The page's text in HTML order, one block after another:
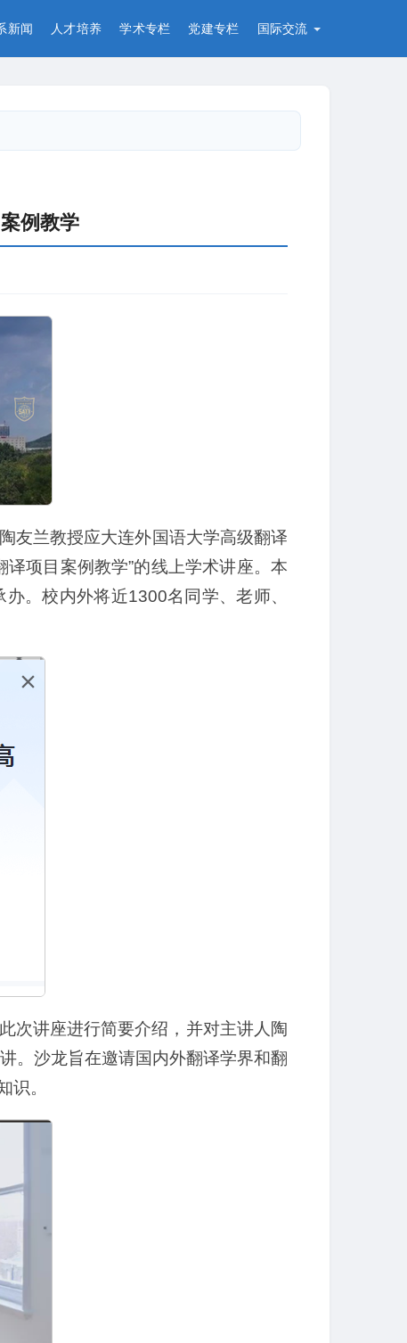
新闻 人才培养 学术专栏 党建专栏 国际交流
例教学
友兰教授应大连外国语大学高级翻译
项目案例教学”的线上学术讲座。本
。校内外将近1300名同学、老师、
次讲座进行简要介绍，并对主讲人陶
。沙龙旨在邀请国内外翻译学界和翻
识。